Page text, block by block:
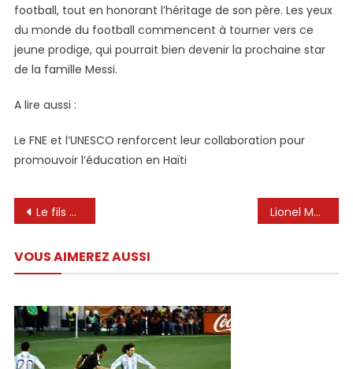
football, tout en honorant l’héritage de son père. Les yeux
du monde du football commencent à tourner vers ce
jeune prodige, qui pourrait bien devenir la prochaine star
de la famille Messi.
A lire aussi :
Le FNE et l’UNESCO renforcent leur collaboration pour
promouvoir l’éducation en Haïti
Navigation
l’article
Le fils de Lionel Messi fait l’histoire pour l’Inter Miami U-13 Lionel Messi jouera-t-il pour Inter Miami contre Olimpia?
VOUS AIMEREZ AUSSI